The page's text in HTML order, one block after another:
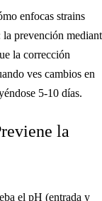
enfocas strains
prevención
la corrección
ves cambios en
5-10 días.
la
el pH (entrada y